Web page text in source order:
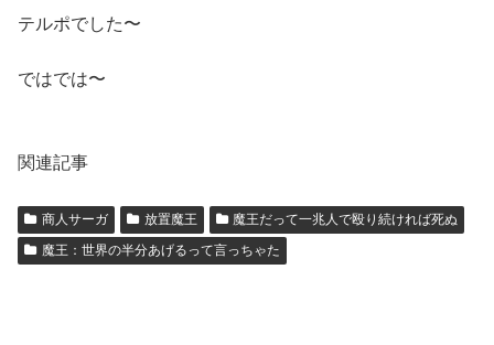
テルポでした〜
ではでは〜
関連記事
商人サーガ 放置魔王
魔王だって一兆人で殴り続ければ死ぬ
魔王：世界の半分あげるって言っちゃた